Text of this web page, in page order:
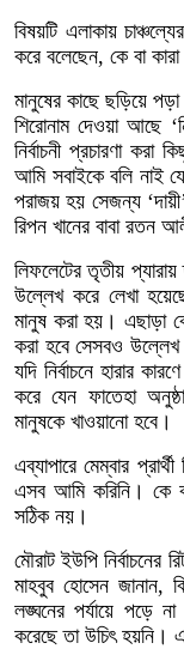
বিষয়টি এলাকায়
করে বলেছেন, কে বা
মানুষের কাছে ছড়িয়ে
শিরোনাম দেওয়া আছে
নির্বাচনী প্রচারণা
আমি সবাইকে বলি নাই
পরাজয় হয় সেজন্য
রিপন খানের বাবা রতন
লিফলেটের তৃতীয়
উল্লেখ করে লেখা
মানুষ করা হয়। এছাড়া
করা হবে সেসবও উল্লেখ
যদি নির্বাচনে হারার
করে যেন ফাতেহা
মানুষকে খাওয়ানো হবে।
এব্যাপারে মেম্বার
এসব আমি করিনি। কে
সঠিক নয়।
মৌরাট ইউপি নির্বাচনের
মাহবুব হোসেন জানান,
লঙ্ঘনের পর্যায়ে পড়ে
করেছে তা উচিৎ হয়নি।